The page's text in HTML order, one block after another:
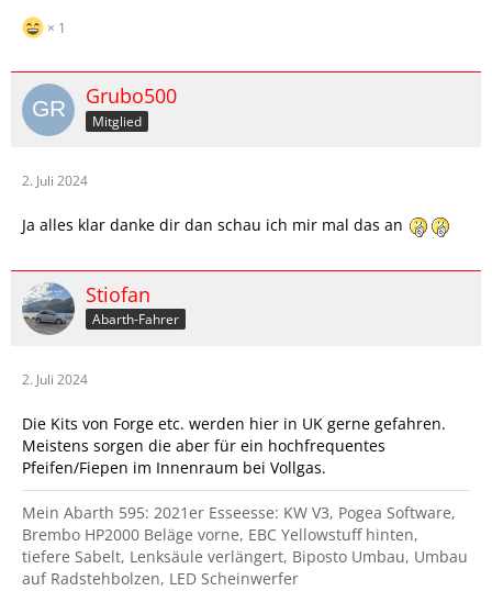
1
Grubo500
Mitglied
2. Juli 2024
Ja alles klar danke dir dan schau ich mir mal das an
Stiofan
Abarth-Fahrer
2. Juli 2024
Die Kits von Forge etc. werden hier in UK gerne gefahren.
Meistens sorgen die aber für ein hochfrequentes
Pfeifen/Fiepen im Innenraum bei Vollgas.
Mein Abarth 595: 2021er Esseesse: KW V3, Pogea Software,
Brembo HP2000 Beläge vorne, EBC Yellowstuff hinten,
tiefere Sabelt, Lenksäule verlängert, Biposto Umbau, Umbau
auf Radstehbolzen, LED Scheinwerfer